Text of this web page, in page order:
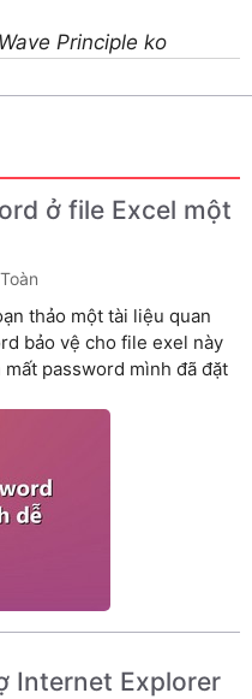
Principle ko
ở file Excel một
thảo một tài liệu quan
bảo vệ cho file exel này
password mình đã đặt
Internet Explorer